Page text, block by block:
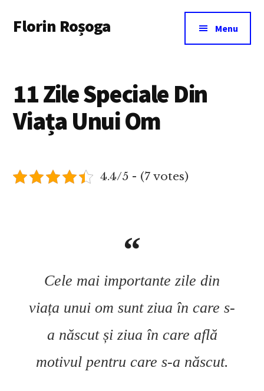
main
menu
Florin Roșoga Menu
11 Zile Speciale Din
Viața Unui Om
4.4/5 - (7 votes)
Cele mai importante zile din
viața unui om sunt ziua în care s-
a născut și ziua în care află
motivul pentru care s-a născut.